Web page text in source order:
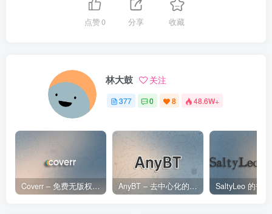
点赞0 分享 收藏
林大鼓 关注
377 0 8 48.6W+
Coverr – 免费无版权视频、音乐、图片下载网站 AnyBT – 去中心化的BT资源下载网站